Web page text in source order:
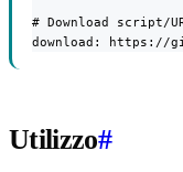
# Download script/
download: https://
Utilizzo#